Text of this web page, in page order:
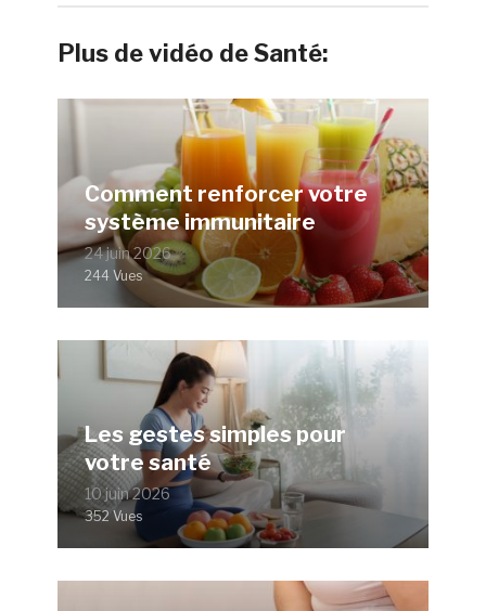
Plus de vidéo de Santé:
Comment renforcer votre
système immunitaire
24 juin 2026
244 Vues
Les gestes simples pour
votre santé
10 juin 2026
352 Vues